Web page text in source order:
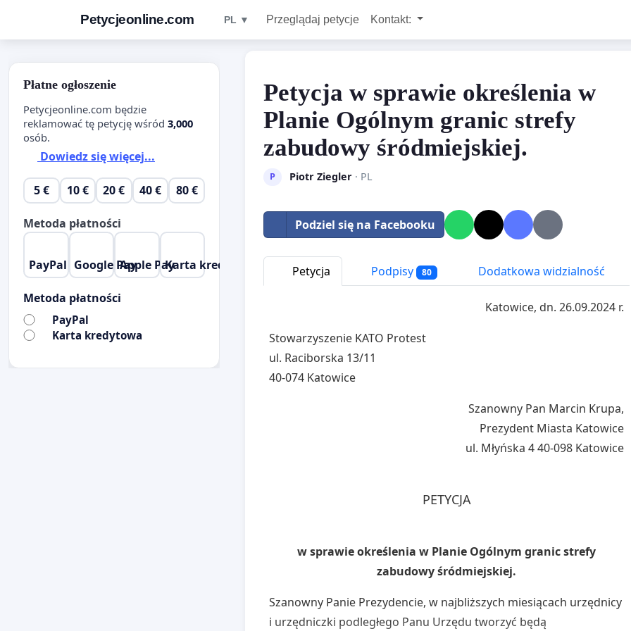
Petycjeonline.com PL ▼ Przeglądaj petycje Kontakt:
Petycja w sprawie określenia w
Planie Ogólnym granic strefy
zabudowy śródmiejskiej.
P Piotr Ziegler· PL
Podziel się na Facebooku
Petycja Podpisy 80 Dodatkowa widzialność
Katowice, dn. 26.09.2024 r.
Stowarzyszenie KATO Protest
ul. Raciborska 13/11
40-074 Katowice
Szanowny Pan Marcin Krupa,
Prezydent Miasta Katowice
ul. Młyńska 4 40-098 Katowice
PETYCJA
w sprawie określenia w Planie Ogólnym granic strefy
zabudowy śródmiejskiej.
Szanowny Panie Prezydencie, w najbliższych miesiącach urzędnicy
i urzędniczki podległego Panu Urzędu tworzyć będą
Płatne ogłoszenie
Petycjeonline.com będzie
reklamować tę petycję wśród 3,000
osób.
Dowiedz się więcej...
5 € 10 € 20 € 40 € 80 €
Metoda płatności
PayPal Google PayApple PayKarta kredytowa
Metoda płatności
PayPal
Karta kredytowa